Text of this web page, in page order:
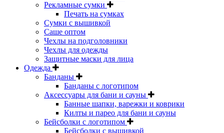
Рекламные сумки
Печать на сумках
Сумки с вышивкой
Саше оптом
Чехлы на подголовники
Чехлы для одежды
Защитные маски для лица
Одежда
Банданы
Банданы с логотипом
Аксессуары для бани и сауны
Банные шапки, варежки и коврики
Килты и парео для бани и сауны
Бейсболки с логотипом
Бейсболки с вышивкой